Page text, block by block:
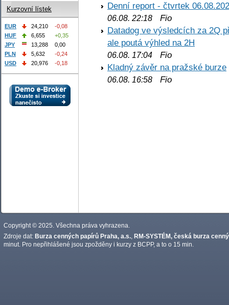
Denní report - čtvrtek
06.08. 22:18 Fio
Datadog ve výsledcích za 2Q
ale poutá výhled na 2H
06.08. 17:04 Fio
Kladný závěr na pražské burze
06.08. 16:58 Fio
Kurzovní lístek
EUR 24,210
-0,08
HUF
6,655
+0,35
JPY
13,288
0,00
PLN
5,632
-0,24
USD
20,976 -0,18
Copyright © 2025. Všechna práva vyhrazena.
Zdroje dat: Burza cenných papírů Praha, a.s. RM-SYSTÉM, česká burza
minut. Pro nepřihlášené jsou zpožděny i kurzy z BCPP, a to o 15 min.